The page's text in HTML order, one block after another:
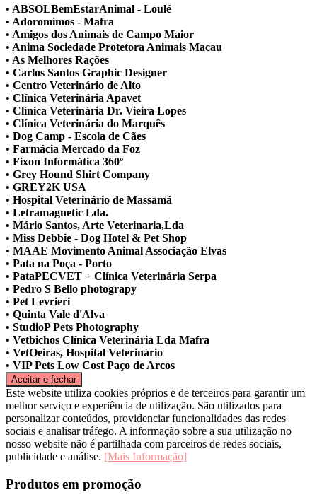
• ABSOLBemEstarAnimal - Loulé
• Adoromimos - Mafra
• Amigos dos Animais de Campo Maior
• Anima Sociedade Protetora Animais Macau
• As Melhores Rações
• Carlos Santos Graphic Designer
• Centro Veterinário de Alto
• Clínica Veterinária Apavet
• Clínica Veterinária Dr. Vieira Lopes
• Clínica Veterinária do Marquês
• Dog Camp - Escola de Cães
• Farmácia Mercado da Foz
• Fixon Informática 360º
• Grey Hound Shirt Company
• GREY2K USA
• Hospital Veterinário de Massamá
• Letramagnetic Lda.
• Mário Santos, Arte Veterinaria,Lda
• Miss Debbie - Dog Hotel & Pet Shop
• MAAE Movimento Animal Associação Elvas
• Pata na Poça - Porto
• PataPECVET + Clínica Veterinária Serpa
• Pedro S Bello photograpy
• Pet Levrieri
• Quinta Vale d'Alva
• StudioP Pets Photography
• Vetbichos Clínica Veterinária Lda Mafra
• VetOeiras, Hospital Veterinário
• VIP Pets Low Cost Paço de Arcos
Este website utiliza cookies próprios e de terceiros para garantir um
melhor serviço e experiência de utilização. São utilizados para
personalizar conteúdos, providenciar funcionalidades das redes
sociais e analisar tráfego. A informação sobre a sua utilização no
nosso website não é partilhada com parceiros de redes sociais,
publicidade e análise. [Mais Informação]
Produtos em promoção